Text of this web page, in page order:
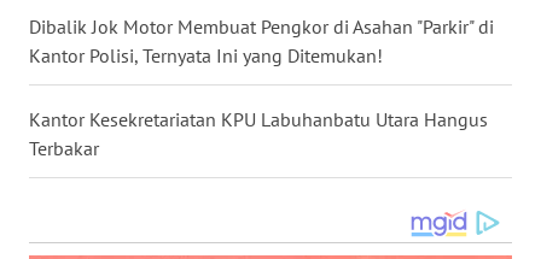
Dibalik Jok Motor Membuat Pengkor di Asahan "Parkir" di
Kantor Polisi, Ternyata Ini yang Ditemukan!
Kantor Kesekretariatan KPU Labuhanbatu Utara Hangus
Terbakar
TENGAH